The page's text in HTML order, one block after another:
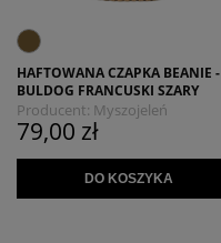
HAFTOWANA CZAPKA BEANIE -
BULDOG FRANCUSKI SZARY
Producent: Myszojeleń
79,00 zł
DO KOSZYKA